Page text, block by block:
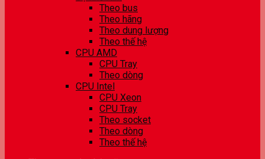
Theo bus
Theo hãng
Theo dung lượng
Theo thế hệ
CPU AMD
CPU Tray
Theo dòng
CPU Intel
CPU Xeon
CPU Tray
Theo socket
Theo dòng
Theo thế hệ